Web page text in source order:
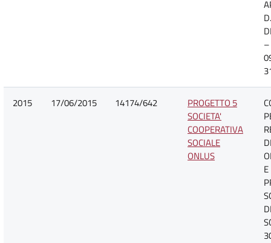
–
2015 17/06/2015 14174/642
PROGETTO 5
SOCIETA'
COOPERATIVA
SOCIALE
ONLUS
E